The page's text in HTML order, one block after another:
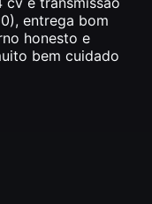
entrega bom
honesto e
bem cuidado